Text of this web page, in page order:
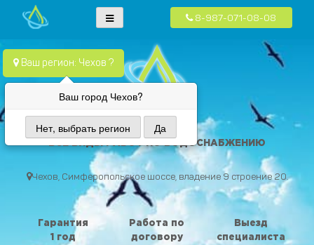
to
content
канализация.
систем водоснабжения, канализации и отопления в частных домах в
Москве и Московской области
Ваш регион: Чехов ?
Ваш город Чехов?
Нет, выбрать регион Да
8-987-071-08-08
ВОДА ПРОВОД
ВСЕ ВИДЫ РАБОТ ПО ВОДОСНАБЖЕНИЮ
Чехов, Симферопольское шоссе, владение 9 строение 20.
Гарантия
1 год
Работа по
договору
Выезд
специалиста